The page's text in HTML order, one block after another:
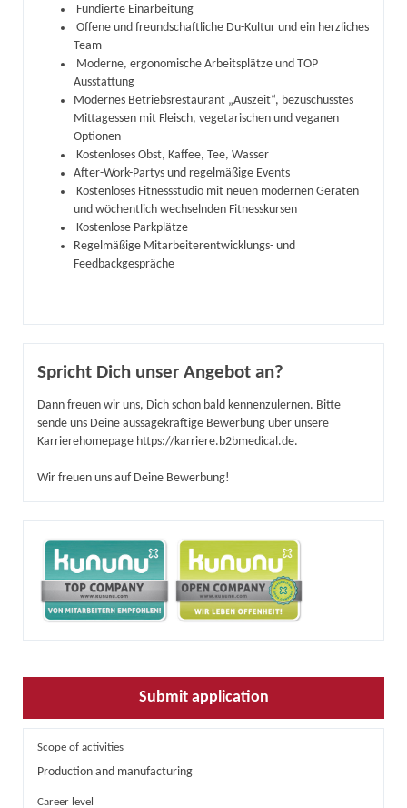
Fundierte Einarbeitung
Offene und freundschaftliche Du-Kultur und ein herzliches
Team
Moderne, ergonomische Arbeitsplätze und TOP
Ausstattung
Modernes Betriebsrestaurant „Auszeit“, bezuschusstes
Mittagessen mit Fleisch, vegetarischen und veganen
Optionen
Kostenloses Obst, Kaffee, Tee, Wasser
After-Work-Partys und regelmäßige Events
Kostenloses Fitnessstudio mit neuen modernen Geräten
und wöchentlich wechselnden Fitnesskursen
Kostenlose Parkplätze
Regelmäßige Mitarbeiterentwicklungs- und
Feedbackgespräche
Spricht Dich unser Angebot an?
Dann freuen wir uns, Dich schon bald kennenzulernen. Bitte
sende uns Deine aussagekräftige Bewerbung über unsere
Karrierehomepage https://karriere.b2bmedical.de.
Wir freuen uns auf Deine Bewerbung!
Submit application
Scope of activities
Production and manufacturing
Career level